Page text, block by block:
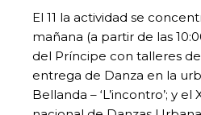
El 11 la actividad se
mañana (a partir de las
del Príncipe con talleres
entrega de Danza en la
Bellanda – ‘L’incontro’; y